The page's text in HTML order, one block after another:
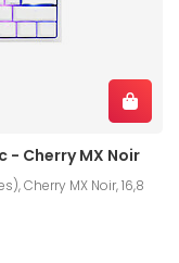
- Cherry MX Noir
Cherry MX Noir, 16,8